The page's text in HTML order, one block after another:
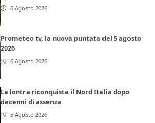
6 Agosto 2026
Prometeo tv, la nuova puntata del 5 agosto
2026
6 Agosto 2026
La lontra riconquista il Nord Italia dopo
decenni di assenza
5 Agosto 2026